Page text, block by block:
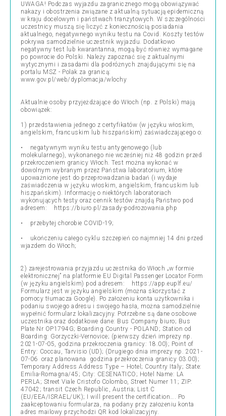
UWAGA! Podczas wyjazdu zagranicznego mogą obowiązywać
nakazy i obostrzenia związane z aktualną sytuacją epidemiczną
w kraju docelowym i państwach tranzytowych. W szczególności
uczestnicy muszą się liczyć z koniecznością posiadania
aktualnego, negatywnego wyniku testu na Covid. Koszty testów
pokrywa samodzielnie uczestnik wyjazdu. Dodatkowo
negatywny test lub kwarantanna, mogą być również wymagane
po powrocie do Polski. Należy zapoznać się z aktualnymi
wytycznymi i zasadami dla podróżnych znajdującymi się na
portalu MSZ - Polak za granicą:
www.gov.pl/web/dyplomacja/wlochy
Aktualnie osoby przyjeżdżające do Włoch (np. z Polski) mają
obowiązek:
1) przedstawienia jednego z certyfikatów (w języku włoskim,
angielskim, francuskim lub hiszpańskim) zaświadczającego o:
• negatywnym wyniku testu antygenowego (lub
molekularnego), wykonanego nie wcześniej niż 48 godzin przed
przekroczeniem granicy Włoch. Test można wykonać w
dowolnym wybranym przez Państwa laboratorium, które
upoważnione jest do przeprowadzania badań (i wydaje
zaświadczenia w języku włoskim, angielskim, francuskim lub
hiszpańskim). Informację o niektórych laboratoriach
wykonujących testy oraz cennik testów znajdą Państwo pod
adresem: https://biuro.pl/zasady-podrozowania.php
• przebytej chorobie COVID-19;
• ukończeniu całego cyklu szczepień co najmniej 14 dni przed
wjazdem do Włoch;
2) zarejestrowania przyjazdu uczestnika do Włoch „w formie
elektronicznej” na platformie EU Digital Passenger Locator Form
(w języku angielskim) pod adresem: https://app.euplf.eu/
Formularz jest w języku angielskim (można skorzystać z
pomocy tłumacza Google). Po założeniu konta użytkownika i
podaniu swojego adresu i swojego hasła, można samodzielnie
wypełnić formularz lokalizacyjny. Potrzebne są dane osobowe
uczestnika oraz dodatkowe dane: Bus Company biuro; Bus
Plate Nr OP1794G; Boarding Country - POLAND; Station od
Boarding: Gorzyczki-Vernovice; (pierwszy dzień imprezy np.
2021-07-05, godzina przekroczenia granicy: 18.00); Point of
Entry: Coccau, Tarvisio (UD); (Drugiego dnia imprezy np. 2021-
07-06 oraz planowana godzina przekroczenia granicy 03.00);
Temporary Address Address Type – Hotel; Country Italy; State:
Emilia-Romagna/45; City: CESENATICO; Hotel Name: LA
PERLA; Street Viale Cristofo Colombo, Street Numer 11; ZIP:
47042; transit Czech Republic, Austria; List C
(EU/EEA/ISRAEL/UK); I will present the certification…. Po
zaakceptowaniu formularza, na podany przy założeniu konta
adres mailowy przychodzi QR kod lokalizacyjny.